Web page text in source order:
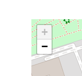
+
−